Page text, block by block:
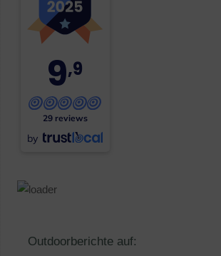
9,9
29 reviews
by
Outdoorberichte auf: